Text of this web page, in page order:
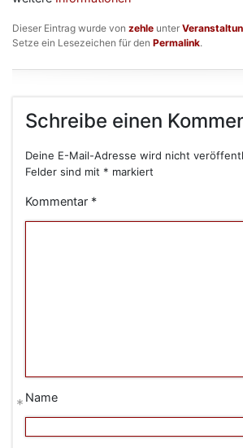
Dieser Eintrag wurde von zehle unter
Setze ein Lesezeichen für den Permalink.
Schreibe einen
Deine E-Mail-Adresse wird nicht
Felder sind mit * markiert
Kommentar *
Name
*